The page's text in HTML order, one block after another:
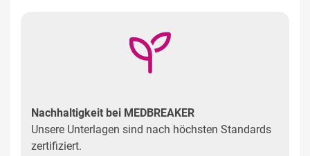
Nachhaltigkeit bei MEDBREAKER
Unsere Unterlagen sind nach höchsten Standards
zertifiziert.